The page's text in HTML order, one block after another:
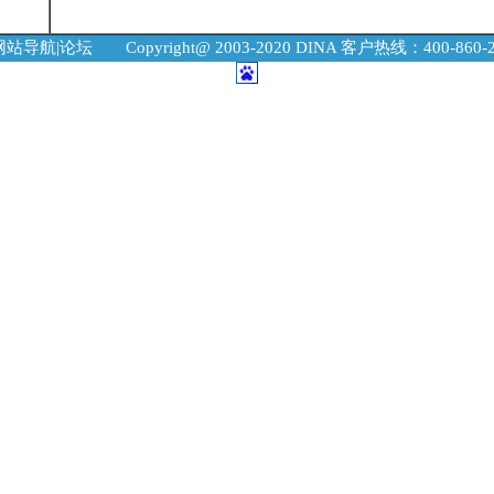
站导航|论坛 Copyright@ 2003-2020 DINA 客户热线：400-860-